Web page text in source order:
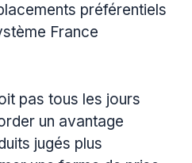
préférentiels
France
pas tous les jours
un avantage
jugés plus